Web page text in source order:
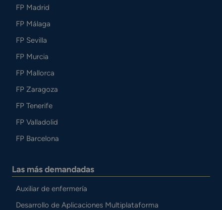
FP Madrid
FP Málaga
FP Sevilla
FP Murcia
FP Mallorca
FP Zaragoza
FP Tenerife
FP Valladolid
FP Barcelona
Las más demandadas
Auxiliar de enfermería
Desarrollo de Aplicaciones Multiplataforma